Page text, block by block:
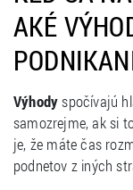
AKÉ
Výhodyspočívajú
samozrejme, ak si
je, že máte čas
podnetov z iných